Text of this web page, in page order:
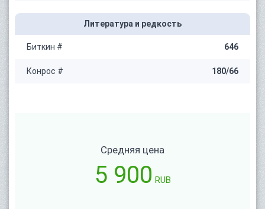
Литература и редкость
Биткин # 646
Конрос # 180/66
Средняя цена
5 900 RUB